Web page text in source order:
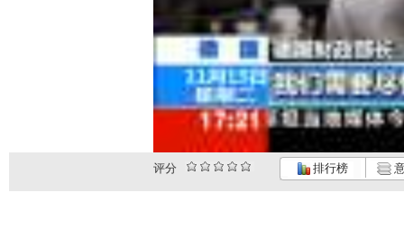
评分 排行榜